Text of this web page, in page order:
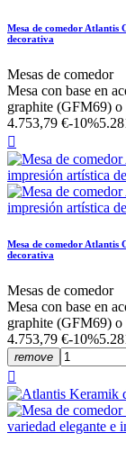
Mesa de comedor Atlantis
decorativa
Mesas de comedor
Mesa con base en
graphite (GFM69)
4.753,79 €-10%

Mesa de comedor Atlantis
decorativa
Mesas de comedor
Mesa con base en
graphite (GFM69)
4.753,79 €-10%
remove
